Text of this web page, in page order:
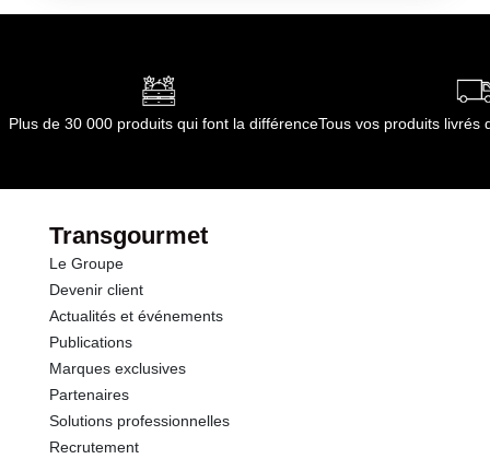
par le(s) fournisseur(s) de Transgourmet
Kilojoules 1770 kj
dont Acides gras saturés 23.00 g
dont Sucres
Protéines
Sel
Plus de 30 000 produits qui font la différenceTous vos produits livrés
Transgourmet
Le Groupe
Devenir client
Actualités et événements
Publications
Marques exclusives
Partenaires
Solutions professionnelles
Recrutement